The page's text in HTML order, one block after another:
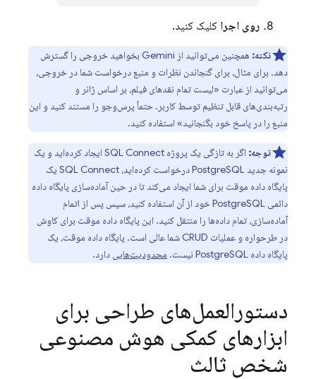
روی اجرا کلیک کنید.
نکته:
همچنین می‌توانید از Gemini بخواهید خروجی را گسترش
دهد. برای مثال، برای گنجاندن نظرات و منبع درخواست شما در خروجی،
می‌توانید از عبارت «لیست تمام نقدهای فیلم، بر اساس ژانر و
رتبه‌بندی‌های قابل تنظیم توسط کاربر. حتماً پرس‌وجو را مستند کنید و این
منبع را در پاسخ خود بگنجانید» استفاده کنید.
توجه: اگر به تازگی یک پروژهSQL Connect ایجاد کرده‌اید و یک
نمونه جدید PostgreSQL درخواست کرده‌اید،
SQL Connect یک
پایگاه داده موقت برای شما ایجاد می‌کند تا در حین آماده‌سازی پایگاه داده
دائمی PostgreSQL خود از آن استفاده کنید، سپس پس از اتمام
آماده‌سازی، تمام داده‌ها را منتقل کنید. این پایگاه داده موقت برای کاوش
در طرحواره و عملیات CRUD شما عالی است. پایگاه داده موقت، یک
پایگاه داده PostgreSQL نیست.
محدودیت‌هایی دارد.
دستورالعمل‌های طراحی برای
ابزارهای کمکی هوش مصنوعی
شخص ثالث